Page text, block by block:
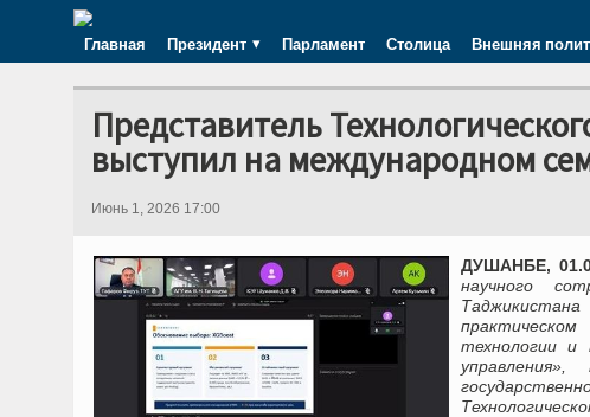
Главная Президент Парламент Столица Внешняя
Представитель
выступил на международном
Июнь 1, 2026 17:00
ДУШАНБЕ,
научного
технологии и